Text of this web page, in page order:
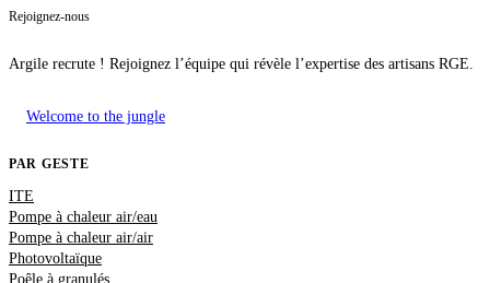
Rejoignez-nous
Argile recrute ! Rejoignez l’équipe qui révèle l’expertise des artisans RGE.
Welcome to the jungle
PAR GESTE
ITE
Pompe à chaleur air/eau
Pompe à chaleur air/air
Photovoltaïque
Poêle à granulés